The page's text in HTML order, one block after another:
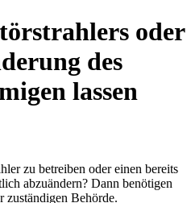
oder
des
lassen
zu betreiben oder einen bereits
abzuändern? Dann benötigen
zuständigen Behörde.